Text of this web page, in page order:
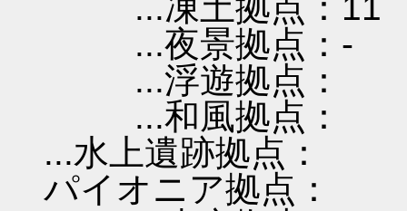
...凍土拠点：11
...夜景拠点：-
...浮遊拠点：
...和風拠点：
...水上遺跡拠点：
パイオニア拠点：